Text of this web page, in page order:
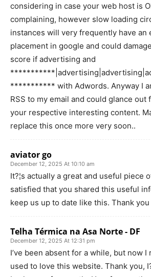
considering in case your web host is
complaining, however slow loading
instances will very frequently have an
placement in google and could
score if advertising and
*********** with Adwords. Anyway I
RSS to my email and could glance out
your respective interesting content.
replace this once more very soon..
aviator go
December 12, 2025 At 10:10 am
It?¦s actually a great and useful piece
satisfied that you shared this useful
keep us up to date like this. Thank
Telha Térmica na Asa Norte - DF
December 12, 2025 At 12:31 pm
I’ve been absent for a while, but now I
used to love this website. Thank you,